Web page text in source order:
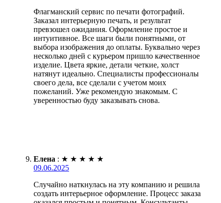
Флагманский сервис по печати фотографий.
Заказал интерьерную печать, и результат
превзошел ожидания. Оформление простое и
интуитивное. Все шаги были понятными, от
выбора изображения до оплаты. Буквально через
несколько дней с курьером пришло качественное
изделие. Цвета яркие, детали четкие, холст
натянут идеально. Специалисты профессионалы
своего дела, все сделали с учетом моих
пожеланий. Уже рекомендую знакомым. С
уверенностью буду заказывать снова.
Елена : ★ ★ ★ ★ ★
09.06.2025
Случайно наткнулась на эту компанию и решила
создать интерьерное оформление. Процесс заказа